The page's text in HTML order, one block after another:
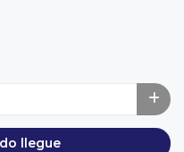
llegue